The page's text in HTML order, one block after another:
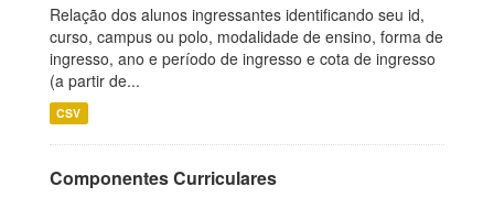
Relação dos alunos ingressantes identificando seu id,
curso, campus ou polo, modalidade de ensino, forma de
ingresso, ano e período de ingresso e cota de ingresso
(a partir de...
CSV
Componentes Curriculares